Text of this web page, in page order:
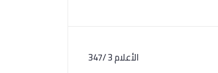
الأعلام 3 /347